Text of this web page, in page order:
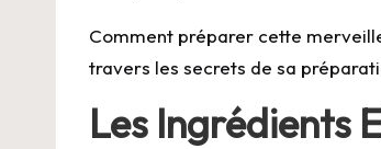
Comment préparer cette
travers les secrets de sa
Les Ingrédients